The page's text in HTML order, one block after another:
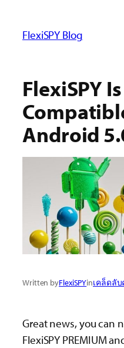
FlexiSPY Blog
FlexiSPY
Android
Written byFlexiSPYinเคล็ดลั
Great news, you can
FlexiSPY PREMIUM